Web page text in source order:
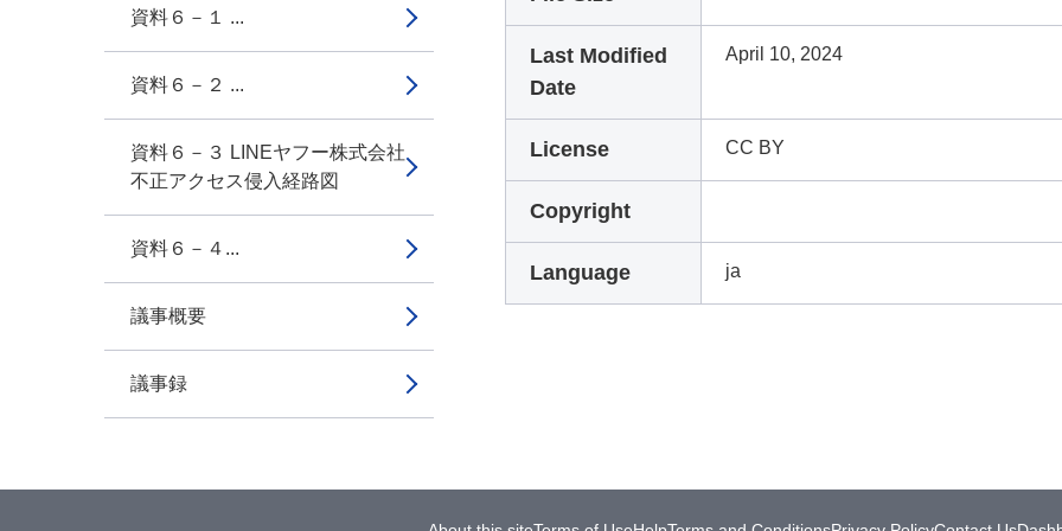
資料６－１ ...
資料６－２ ...
資料６－３ LINEヤフー株式会社
不正アクセス侵入経路図
資料６－４...
議事概要
議事録
Last Modified
Date
April 10, 2024
License CC BY
Copyright
Language ja